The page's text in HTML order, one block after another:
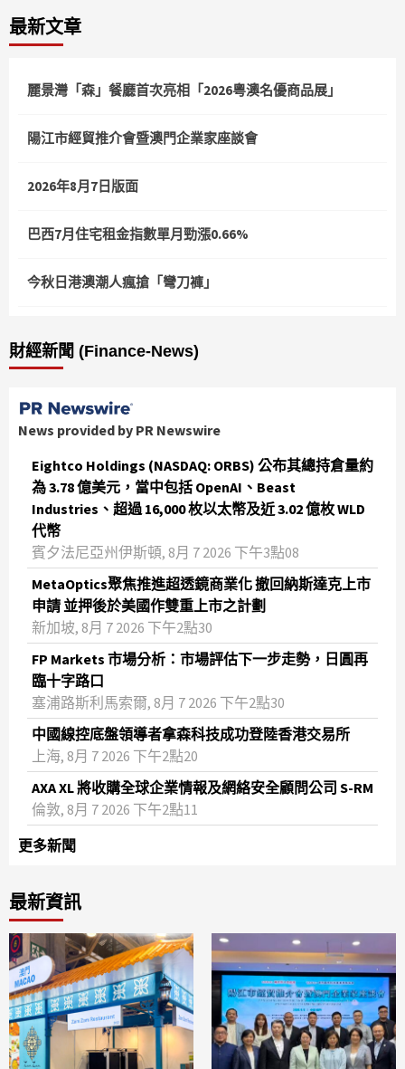
分
最新文章
麗景灣「森」餐廳首次亮相「2026粵澳名優商品展」
陽江市經貿推介會暨澳門企業家座談會
2026年8月7日版面
巴西7月住宅租金指數單月勁漲0.66%
今秋日港澳潮人瘋搶「彎刀褲」
財經新聞 (Finance-News)
News provided by PR Newswire
Eightco Holdings (NASDAQ: ORBS) 公布其總持倉量約
為 3.78 億美元，當中包括 OpenAI、Beast
Industries、超過 16,000 枚以太幣及近 3.02 億枚 WLD
代幣
賓夕法尼亞州伊斯頓, 8月 7 2026 下午3點08
MetaOptics聚焦推進超透鏡商業化 撤回納斯達克上市
申請 並押後於美國作雙重上市之計劃
新加坡, 8月 7 2026 下午2點30
FP Markets 市場分析：市場評估下一步走勢，日圓再
臨十字路口
塞浦路斯利馬索爾, 8月 7 2026 下午2點30
中國線控底盤領導者拿森科技成功登陸香港交易所
上海, 8月 7 2026 下午2點20
AXA XL 將收購全球企業情報及網絡安全顧問公司 S-RM
倫敦, 8月 7 2026 下午2點11
更多新聞
最新資訊